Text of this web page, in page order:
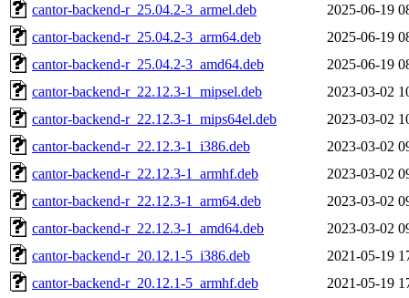
cantor-backend-r_25.04.2-3_armel.deb
2025-06-19
cantor-backend-r_25.04.2-3_arm64.deb
2025-06-19
cantor-backend-r_25.04.2-3_amd64.deb
2025-06-19
cantor-backend-r_22.12.3-1_mipsel.deb
2023-03-02
cantor-backend-r_22.12.3-1_mips64el.deb
2023-03-02
cantor-backend-r_22.12.3-1_i386.deb
2023-03-02
cantor-backend-r_22.12.3-1_armhf.deb
2023-03-02
cantor-backend-r_22.12.3-1_arm64.deb
2023-03-02
cantor-backend-r_22.12.3-1_amd64.deb
2023-03-02
cantor-backend-r_20.12.1-5_i386.deb
2021-05-19
cantor-backend-r_20.12.1-5_armhf.deb
2021-05-19